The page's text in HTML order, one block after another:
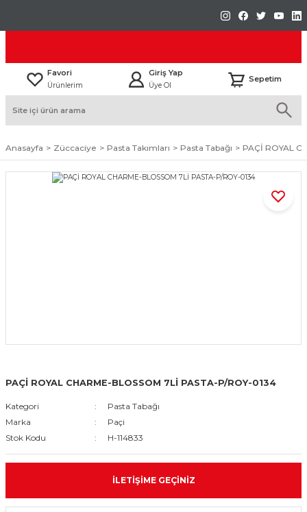
Favori
Ürünlerim
Giriş Yap
Üye Ol
Sepetim
Anasayfa Züccaciye Pasta Takımları Pasta Tabağı PAÇİ ROYAL
PAÇİ ROYAL CHARME-BLOSSOM 7Lİ PASTA-P/ROY-0134
Kategori
Pasta Tabağı
Marka
Paçi
Stok Kodu
H-114833
İLETIŞIME GEÇINIZ